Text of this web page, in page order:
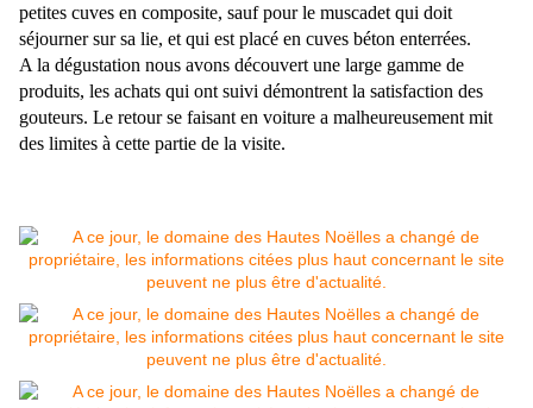
petites cuves en composite, sauf pour le muscadet qui doit
séjourner sur sa lie, et qui est placé en cuves béton enterrées.
A la dégustation nous avons découvert une large gamme de
produits, les achats qui ont suivi démontrent la satisfaction des
gouteurs. Le retour se faisant en voiture a malheureusement mit
des limites à cette partie de la visite.